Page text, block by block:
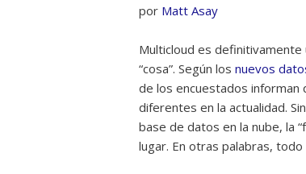
por Matt Asay
Multicloud es definitivamente
“cosa”. Según los nuevos
de los encuestados
diferentes en la actualidad.
base de datos en la nube, la
lugar. En otras palabras,